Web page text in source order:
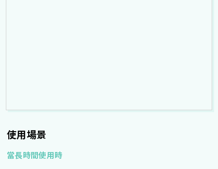
使用場景
當長時間使用時